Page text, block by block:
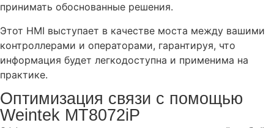
принимать обоснованные решения.
Этот HMI выступает в качестве моста между вашими
контроллерами и операторами, гарантируя, что
информация будет легкодоступна и применима на
практике.
Оптимизация связи с помощью
Weintek MT8072iP